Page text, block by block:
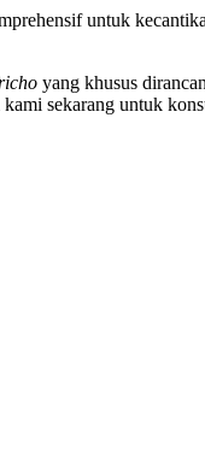
untuk
yang khusus
sekarang untuk